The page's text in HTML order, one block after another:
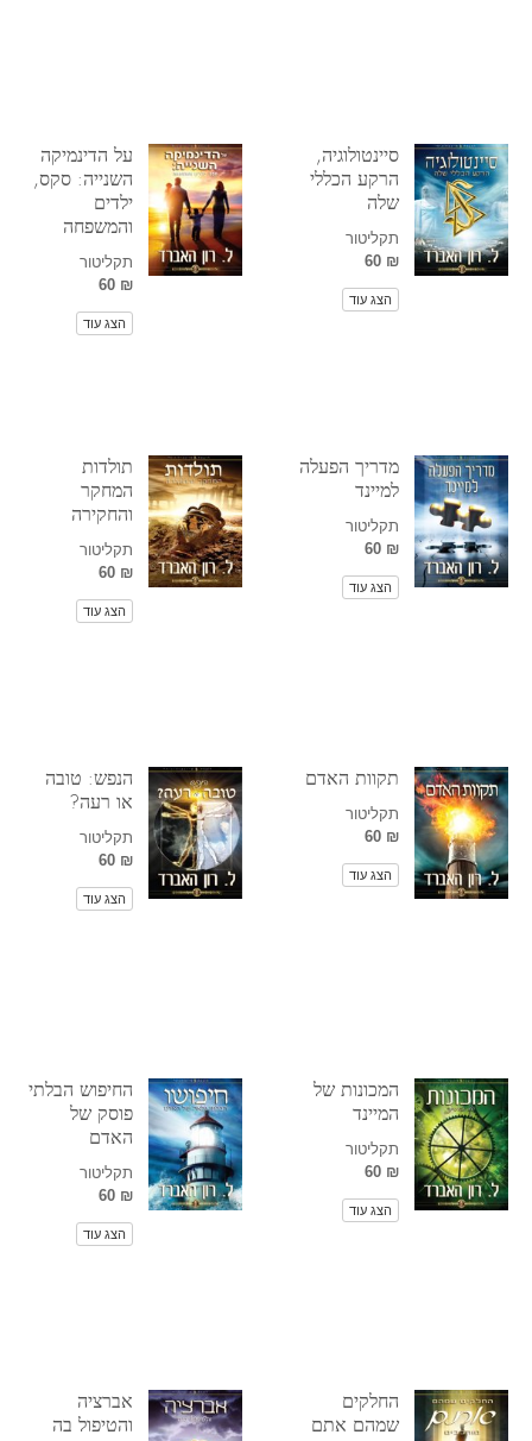
סיינטולוגיה,
הרקע הכללי
שלה
תקליטור
₪ 60
הצג עוד
על הדינמיקה
השנייה: סקס,
ילדים
והמשפחה
תקליטור
₪ 60
הצג עוד
מדריך הפעלה
למיינד
תקליטור
₪ 60
הצג עוד
תולדות
המחקר
והחקירה
תקליטור
₪ 60
הצג עוד
תקוות האדם
תקליטור
₪ 60
הצג עוד
הנפש: טובה
או רעה?
תקליטור
₪ 60
הצג עוד
המכונות של
המיינד
תקליטור
₪ 60
הצג עוד
החיפוש הבלתי
פוסק של
האדם
תקליטור
₪ 60
הצג עוד
החלקים
שמהם אתם
אברציה
והטיפול בה